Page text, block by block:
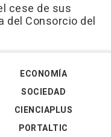
cese de sus
del Consorcio del
ECONOMÍA
SOCIEDAD
CIENCIAPLUS
PORTALTIC